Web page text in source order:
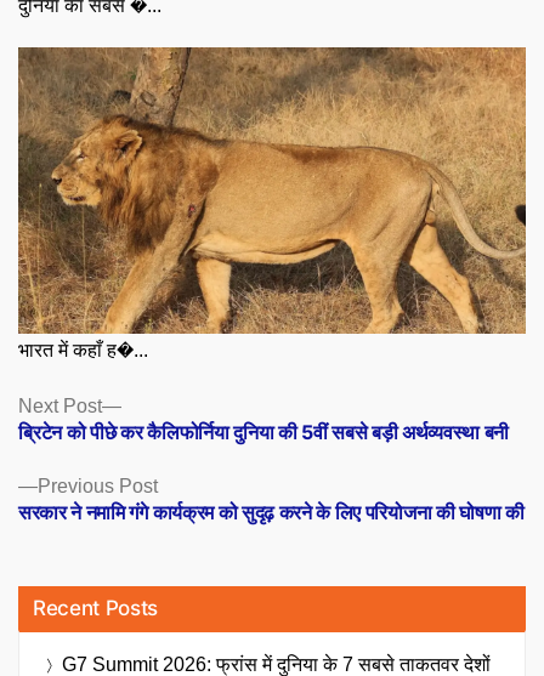
दुनिया का सबसे �...
भारत में कहाँ ह�...
Posts
navigation
Previous PostPrevious
post:
सरकार ने नमामि गंगे कार्यक्रम को सुदृढ़ करने के लिए परियोजना की घोषणा की
Next Post
Next
post:
ब्रिटेन को पीछे कर कैलिफोर्निया दुनिया की 5वीं सबसे बड़ी अर्थव्यवस्था बनी
Recent Posts
G7 Summit 2026: फ्रांस में दुनिया के 7 सबसे ताकतवर देशों